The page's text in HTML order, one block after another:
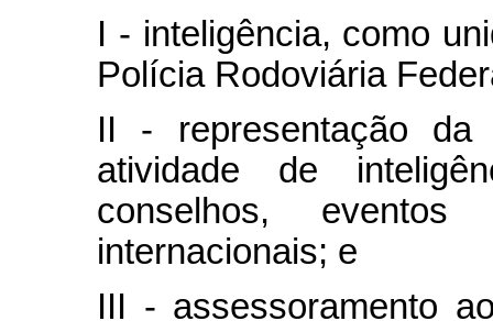
I - inteligência, como
Polícia Rodoviária
II - representação da
atividade de
conselhos,
internacionais; e
III - assessoramento